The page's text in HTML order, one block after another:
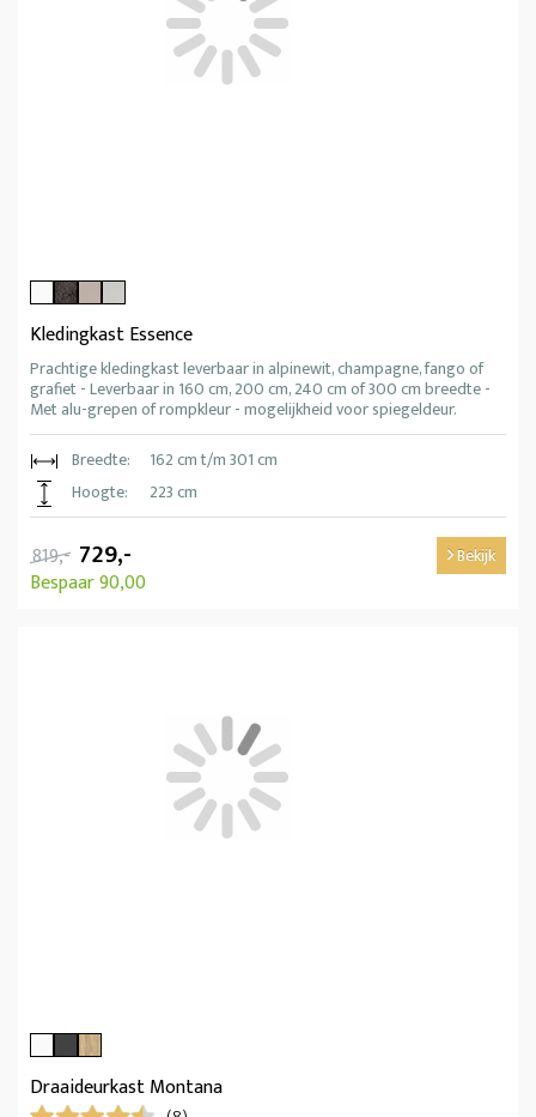
Kledingkast Essence
Prachtige kledingkast leverbaar in alpinewit, champagne, fango of
grafiet - Leverbaar in 160 cm, 200 cm, 240 cm of 300 cm breedte -
Met alu-grepen of rompkleur - mogelijkheid voor spiegeldeur.
Breedte:
162 cm t/m 301 cm
Hoogte:
223 cm
819,- 729,-
Bespaar 90,00
Bekijk
Draaideurkast Montana